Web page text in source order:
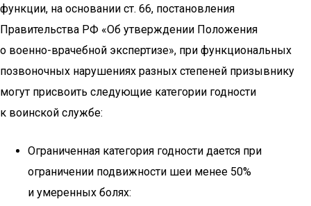
функции, на основании ст. 66, постановления
Правительства РФ «Об утверждении Положения
о военно-врачебной экспертизе», при функциональных
позвоночных нарушениях разных степеней призывнику
могут присвоить следующие категории годности
к воинской службе:
Ограниченная категория годности дается при
ограничении подвижности шеи менее 50%
и умеренных болях: